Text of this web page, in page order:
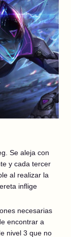
Se aleja con
y cada tercer
al realizar la
inflige
necesarias
encontrar a
nivel 3 que no